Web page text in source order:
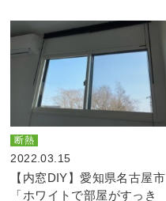
断熱
2022.03.15
【内窓DIY】愛知県名古屋市
「ホワイトで部屋がすっき